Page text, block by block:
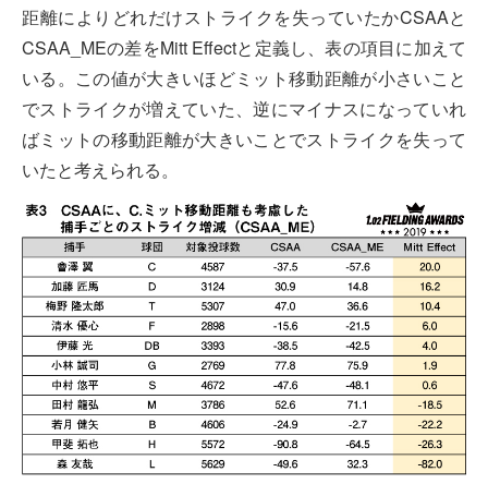
距離によりどれだけストライクを失っていたかCSAAと
CSAA_MEの差をMitt Effectと定義し、表の項目に加えて
いる。この値が大きいほどミット移動距離が小さいこと
でストライクが増えていた、逆にマイナスになっていれ
ばミットの移動距離が大きいことでストライクを失って
いたと考えられる。